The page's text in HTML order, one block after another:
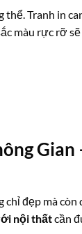
Tranh in
màu rực rỡ
Gian
đẹp mà còn
nội thấtcần